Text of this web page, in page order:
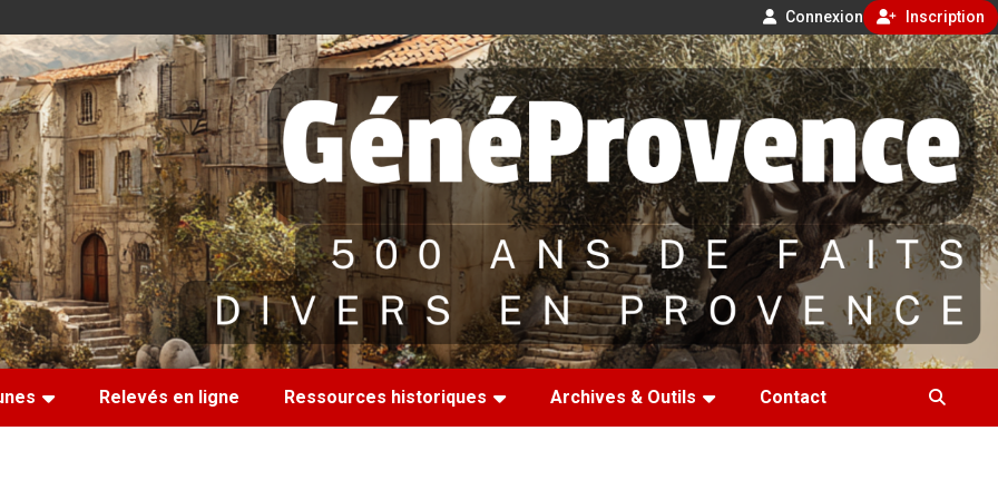
Connexion Inscription
Relevés en ligne Ressources historiques Archives & Outils Contact